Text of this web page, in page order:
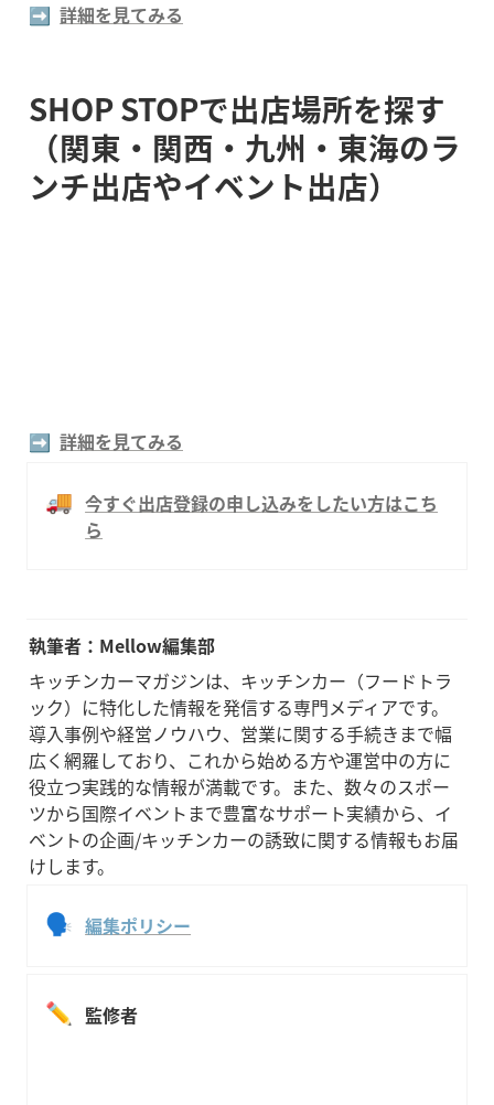
➡️ 詳細を見てみる
SHOP STOPで出店場所を探す
（関東・関西・九州・東海のラ
ンチ出店やイベント出店）
➡️ 詳細を見てみる
🚚 今すぐ出店登録の申し込みをしたい方はこち
ら
執筆者：Mellow編集部
キッチンカーマガジンは、キッチンカー（フードトラ
ック）に特化した情報を発信する専門メディアです。
導入事例や経営ノウハウ、営業に関する手続きまで幅
広く網羅しており、これから始める方や運営中の方に
役立つ実践的な情報が満載です。また、数々のスポー
ツから国際イベントまで豊富なサポート実績から、イ
ベントの企画/キッチンカーの誘致に関する情報もお届
けします。
🗣 編集ポリシー
✏️ 監修者